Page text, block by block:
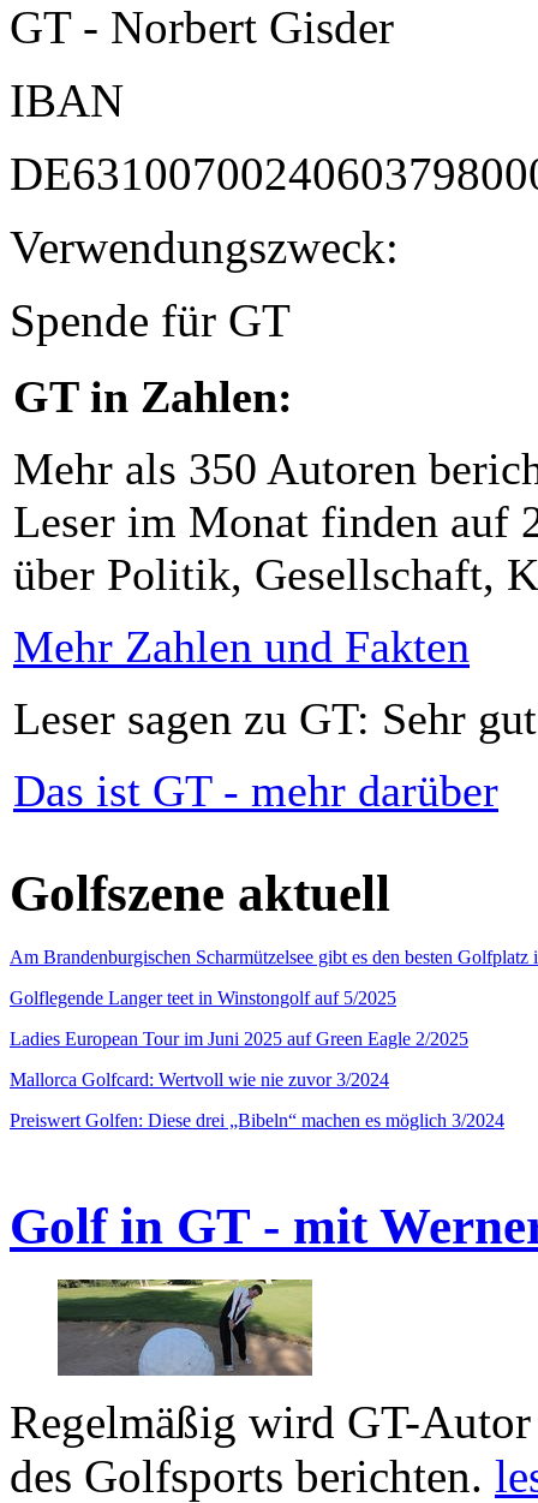
GT - Norbert Gisder
IBAN
Verwendungszweck:
Spende für GT
GT in Zahlen:
Mehr als 350 Autoren
Leser im Monat finden auf
über Politik, Gesellschaft,
Mehr Zahlen und Fakten
Leser sagen zu GT: Sehr
Das ist GT - mehr darüber
Golfszene aktuell
Am Brandenburgischen Scharmützelsee gibt es den besten
Golflegende Langer teet in Winstongolf auf 5/2025
Ladies European Tour im Juni 2025 auf Green Eagle 2/2025
Mallorca Golfcard: Wertvoll wie nie zuvor 3/2024
Preiswert Golfen: Diese drei „Bibeln“ machen es möglich 3/2024
Golf in GT - mit
Regelmäßig wird GT-
des Golfsports berichten.